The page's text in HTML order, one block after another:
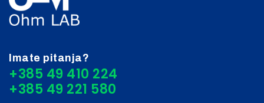
Imate pitanja?
+385 49 410 224